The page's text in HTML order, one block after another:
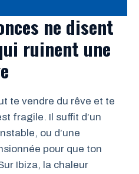
ne disent
ruinent une
te vendre du rêve et te
fragile. Il suffit d’un
ou d’une
pour que ton
Ibiza, la chaleur